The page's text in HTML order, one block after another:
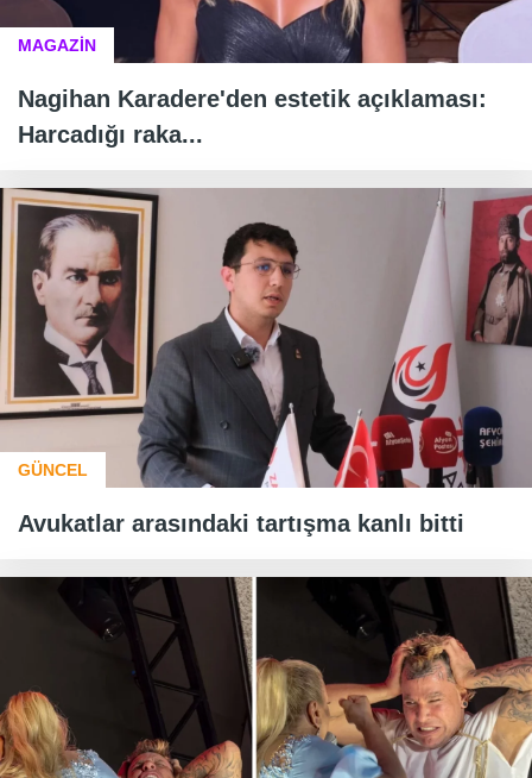
MAGAZİN
Nagihan Karadere'den estetik açıklaması:
Harcadığı raka...
GÜNCEL
Avukatlar arasındaki tartışma kanlı bitti